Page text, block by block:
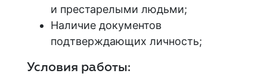
и престарелыми людьми;
Наличие документов
подтверждающих личность;
Условия работы: